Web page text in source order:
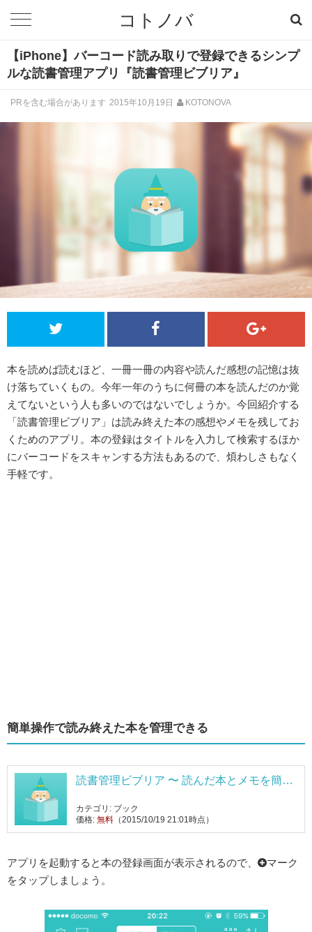
コトノバ
【iPhone】バーコード読み取りで登録できるシンプ
ルな読書管理アプリ『読書管理ビブリア』
PRを含む場合があります 2015年10月19日 KOTONOVA
本を読めば読むほど、一冊一冊の内容や読んだ感想の記憶は抜
け落ちていくもの。今年一年のうちに何冊の本を読んだのか覚
えてないという人も多いのではないでしょうか。今回紹介する
「読書管理ビブリア」は読み終えた本の感想やメモを残してお
くためのアプリ。本の登録はタイトルを入力して検索するほか
にバーコードをスキャンする方法もあるので、煩わしさもなく
手軽です。
簡単操作で読み終えた本を管理できる
読書管理ビブリア 〜 読んだ本とメモを簡単
カテゴリ: ブック
価格: 無料 （2015/10/19 21:01時点）
アプリを起動すると本の登録画面が表示されるので、
マーク
をタップしましょう。